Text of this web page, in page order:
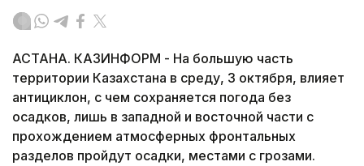
АСТАНА. КАЗИНФОРМ - На большую часть
территории Казахстана в среду, 3 октября, влияет
антициклон, с чем сохраняется погода без
осадков, лишь в западной и восточной части с
прохождением атмосферных фронтальных
разделов пройдут осадки, местами с грозами.